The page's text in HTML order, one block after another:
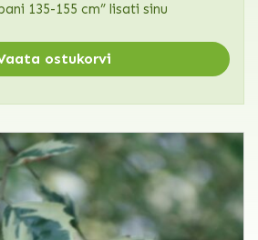
135-155 cm” lisati sinu
ostukorvi